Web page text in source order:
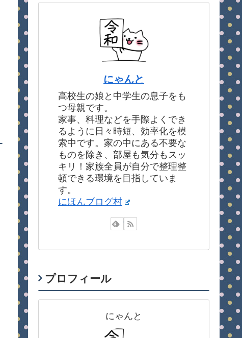
にゃんと
高校生の娘と中学生の息子をも
つ母親です。
家事、料理などを手際よくでき
るように日々時短、効率化を模
索中です。家の中にある不要な
ものを除き、部屋も気分もスッ
キリ！家族全員が自分で整理整
頓できる環境を目指していま
す。
にほんブログ村
プロフィール
にゃんと